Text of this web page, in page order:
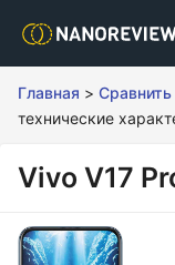
Главная >
технические
Vivo V17